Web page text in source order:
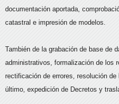
documentación aportada,
catastral e impresión de modelos.
También de la grabación de base de
administrativos, formalización de los
rectificación de errores, resolución
último, expedición de Decretos y